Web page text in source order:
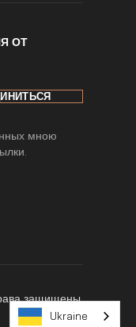
ОТ
мною
защищены.
Ukraine